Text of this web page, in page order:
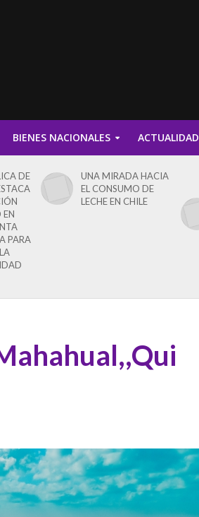
BIENES NACIONALES ACTUALIDAD
DE
EN
PARA
UNA MIRADA HACIA
EL CONSUMO DE
LECHE EN CHILE